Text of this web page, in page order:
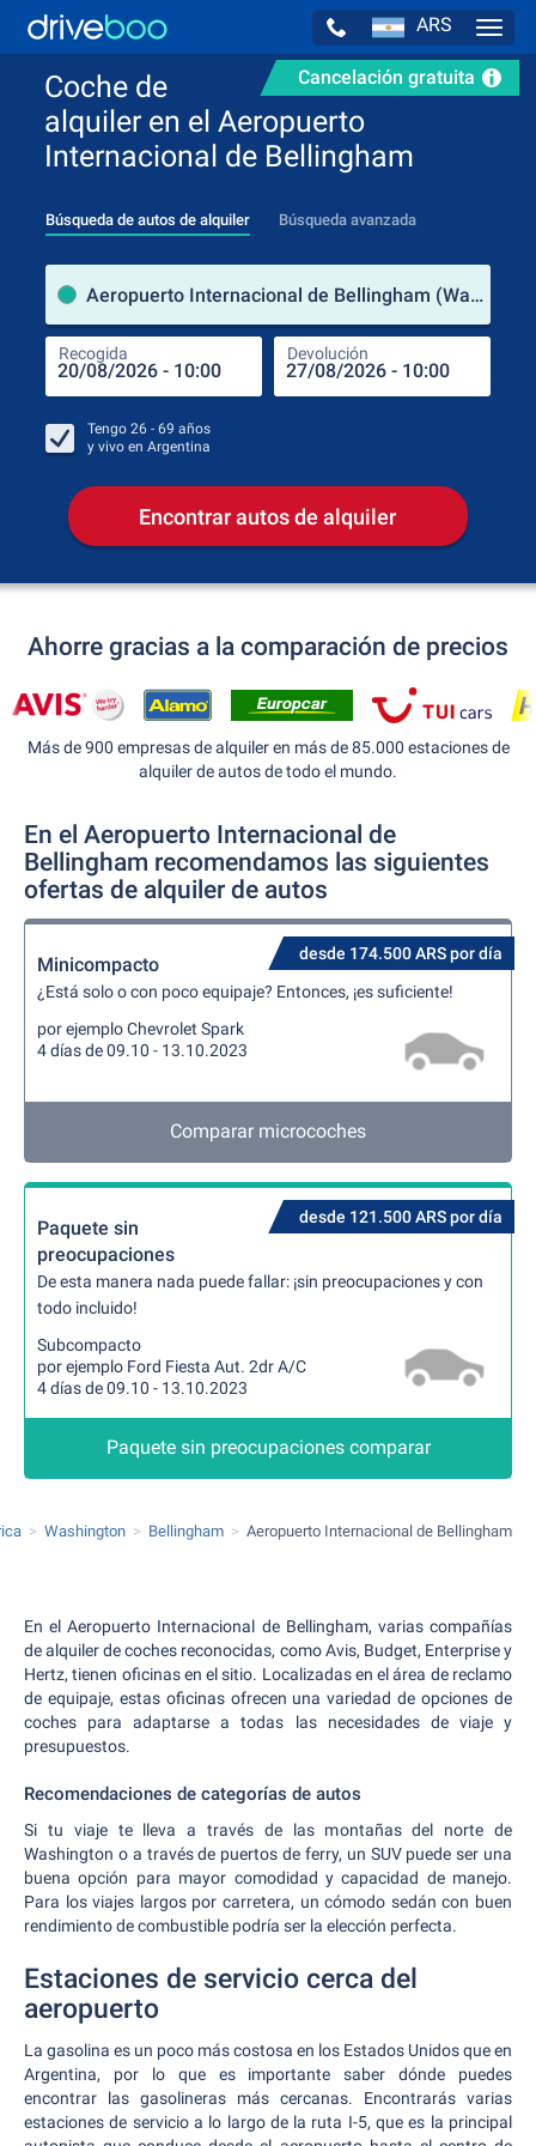
ARS
Cancelación gratuita
Coche de
alquiler en el Aeropuerto
Internacional de Bellingham
Búsqueda de autos de alquiler Búsqueda avanzada
Aeropuerto Internacional de Bellingham (Washington / Estados Unidos de América)
Recogida Devolución
Tengo 26 - 69 años
y vivo en Argentina
Encontrar autos de alquiler
Ahorre gracias a la comparación de precios
Más de 900 empresas de alquiler en más de 85.000 estaciones de
alquiler de autos de todo el mundo.
En el Aeropuerto Internacional de
Bellingham recomendamos las siguientes
ofertas de alquiler de autos
desde 174.500 ARS por día
Minicompacto
¿Está solo o con poco equipaje? Entonces, ¡es suficiente!
por ejemplo Chevrolet Spark
4 días de 09.10 - 13.10.2023
Comparar microcoches
desde 121.500 ARS por día
Paquete sin
preocupaciones
De esta manera nada puede fallar: ¡sin preocupaciones y con
todo incluido!
Subcompacto
por ejemplo Ford Fiesta Aut. 2dr A/C
4 días de 09.10 - 13.10.2023
Paquete sin preocupaciones comparar
Washington Bellingham Aeropuerto Internacional de Bellingham
En el Aeropuerto Internacional de Bellingham, varias compañías
de alquiler de coches reconocidas, como Avis, Budget, Enterprise y
Hertz, tienen oficinas en el sitio. Localizadas en el área de reclamo
de equipaje, estas oficinas ofrecen una variedad de opciones de
coches para adaptarse a todas las necesidades de viaje y
presupuestos.
Recomendaciones de categorías de autos
Si tu viaje te lleva a través de las montañas del norte de
Washington o a través de puertos de ferry, un SUV puede ser una
buena opción para mayor comodidad y capacidad de manejo.
Para los viajes largos por carretera, un cómodo sedán con buen
rendimiento de combustible podría ser la elección perfecta.
Estaciones de servicio cerca del
aeropuerto
La gasolina es un poco más costosa en los Estados Unidos que en
Argentina, por lo que es importante saber dónde puedes
encontrar las gasolineras más cercanas. Encontrarás varias
estaciones de servicio a lo largo de la ruta I-5, que es la principal